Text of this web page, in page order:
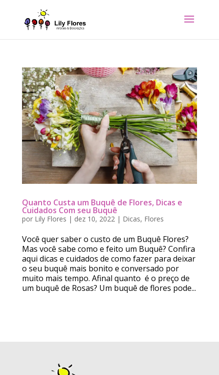
Quanto Custa um Buquê de Flores, Dicas e
Cuidados Com seu Buquê
por Lily Flores | dez 10, 2022| Dicas, Flores
Você quer saber o custo de um Buquê Flores?
Mas você sabe como e feito um Buquê? Confira
aqui dicas e cuidados de como fazer para deixar
o seu buquê mais bonito e conversado por
muito mais tempo. Afinal quanto é o preço de
um buquê de Rosas? Um buquê de flores pode...